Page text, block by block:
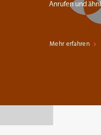
Anrufen und
Mehr erfahren